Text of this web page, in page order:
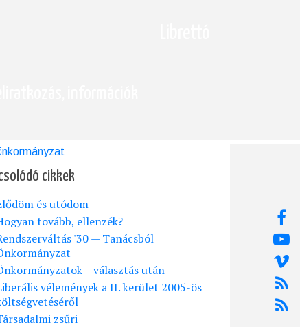
cikkek
és utódom
tovább, ellenzék?
'30 — Tanácsból
– választás után
vélemények a II. kerület 2005-ös
zsűri